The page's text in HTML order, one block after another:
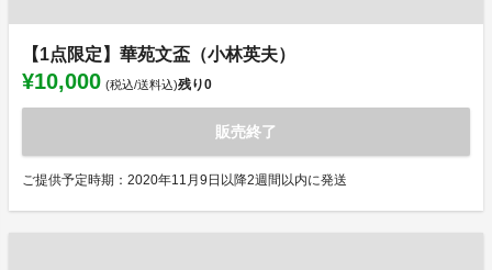
【1点限定】華苑文盃（小林英夫）
¥10,000 (税込/送料込)残り0
販売終了
ご提供予定時期：2020年11月9日以降2週間以内に発送